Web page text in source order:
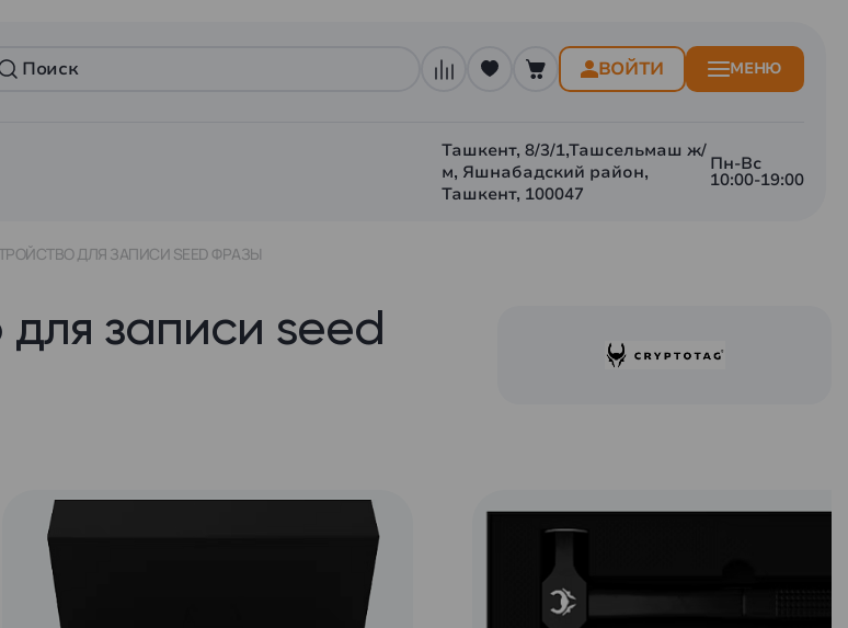
ВОЙТИ МЕНЮ
Ташкент, 8/3/1,Ташсельмаш ж/
м, Яшнабадский район,
Ташкент, 100047
Пн-Вс
10:00-19:00
ДЛЯ ЗАПИСИ SEED ФРАЗЫ
записи seed